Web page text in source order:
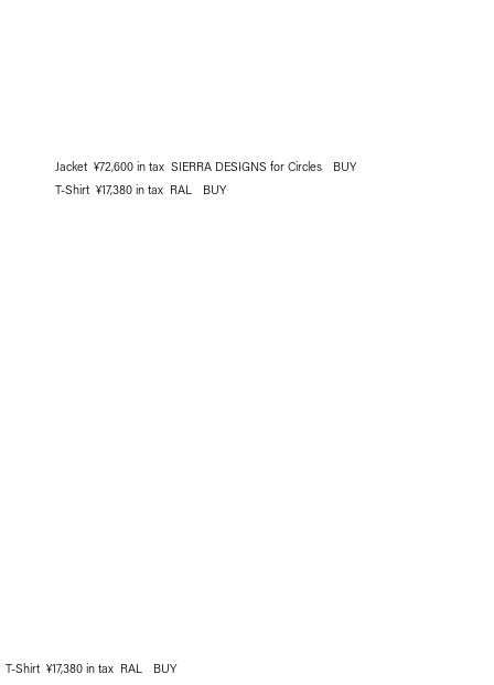
Jacket ¥72,600 in tax SIERRA DESIGNS for Circles
BUY
T-Shirt ¥17,380 in tax RAL
BUY
T-Shirt ¥17,380 in tax RAL
BUY